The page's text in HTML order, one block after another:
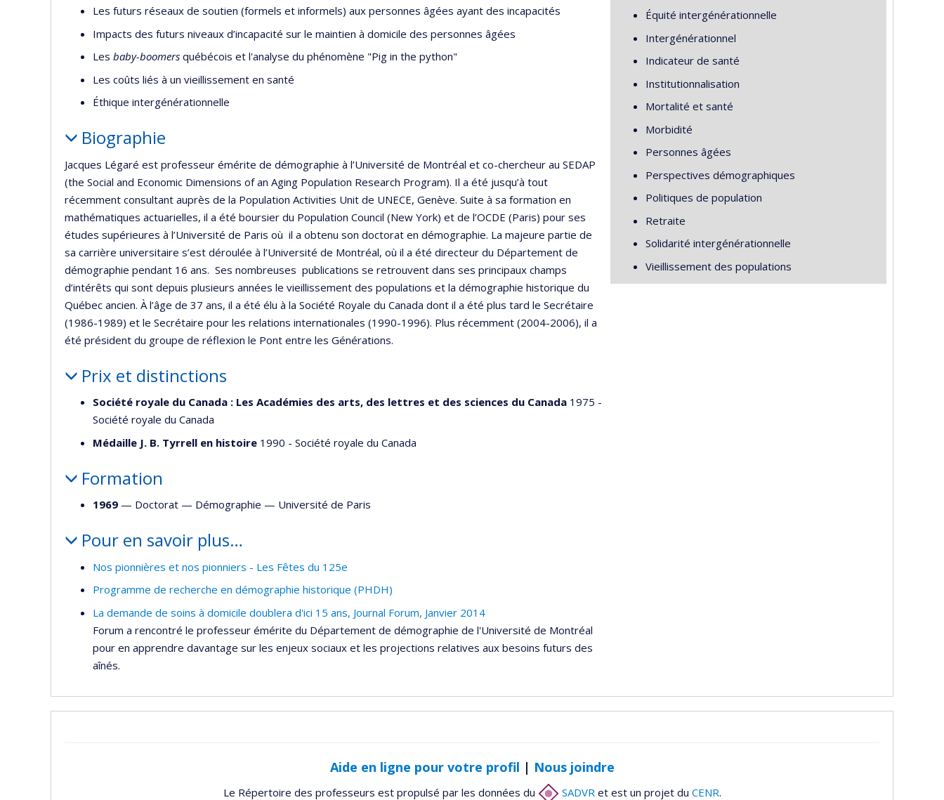
Les futurs réseaux de soutien (formels et informels) aux personnes âgées ayant des incapacités
Impacts des futurs niveaux d’incapacité sur le maintien à domicile des personnes âgées
Les baby-boomers québécois et l'analyse du phénomène "Pig in the python"
Les coûts liés à un vieillissement en santé
Éthique intergénérationnelle
Biographie
Jacques Légaré est professeur émérite de démographie à l’Université de Montréal et co-chercheur au SEDAP
(the Social and Economic Dimensions of an Aging Population Research Program). Il a été jusqu’à tout
récemment consultant auprès de la Population Activities Unit de UNECE, Genève. Suite à sa formation en
mathématiques actuarielles, il a été boursier du Population Council (New York) et de l’OCDE (Paris) pour ses
études supérieures à l’Université de Paris où il a obtenu son doctorat en démographie. La majeure partie de
sa carrière universitaire s’est déroulée à l’Université de Montréal, où il a été directeur du Département de
démographie pendant 16 ans. Ses nombreuses publications se retrouvent dans ses principaux champs
d’intérêts qui sont depuis plusieurs années le vieillissement des populations et la démographie historique du
Québec ancien. À l’âge de 37 ans, il a été élu à la Société Royale du Canada dont il a été plus tard le Secrétaire
(1986-1989) et le Secrétaire pour les relations internationales (1990-1996). Plus récemment (2004-2006), il a
été président du groupe de réflexion le Pont entre les Générations.
Prix et distinctions
Société royale du Canada : Les Académies des arts, des lettres et des sciences du Canada 1975 -
Société royale du Canada
Médaille J. B. Tyrrell en histoire 1990 - Société royale du Canada
Formation
1969 — Doctorat — Démographie — Université de Paris
Pour en savoir plus…
Nos pionnières et nos pionniers - Les Fêtes du 125e
Programme de recherche en démographie historique (PHDH)
La demande de soins à domicile doublera d'ici 15 ans, Journal Forum, Janvier 2014
Forum a rencontré le professeur émérite du Département de démographie de l'Université de Montréal
pour en apprendre davantage sur les enjeux sociaux et les projections relatives aux besoins futurs des
aînés.
Équité intergénérationnelle
Intergénérationnel
Indicateur de santé
Institutionnalisation
Mortalité et santé
Morbidité
Personnes âgées
Perspectives démographiques
Politiques de population
Retraite
Solidarité intergénérationnelle
Vieillissement des populations
Aide en ligne pour votre profil | Nous joindre
Le Répertoire des professeurs est propulsé par les données du SADVR et est un projet du CENR.